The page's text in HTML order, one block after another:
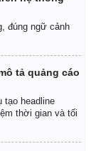
đúng ngữ cảnh
tả quảng cáo
tạo headline
thời gian và tối